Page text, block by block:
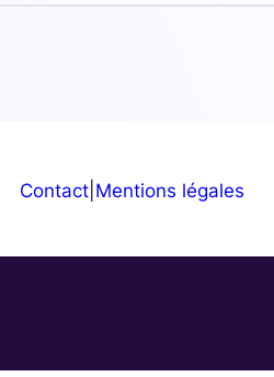
Contact| Mentions légales